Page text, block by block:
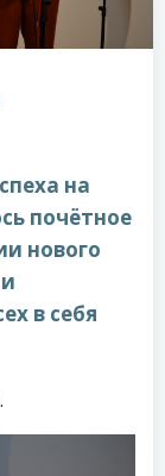
на
почётное
нового
в себя